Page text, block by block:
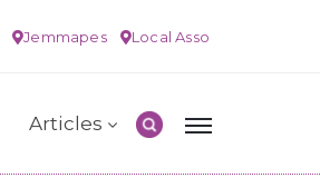
Jemmapes Local Asso
Articles